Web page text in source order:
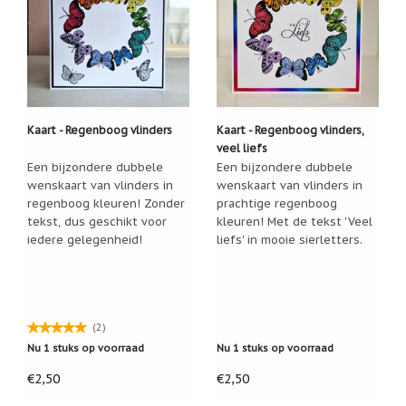
geboortemaand
Suncatchers
(raamkristal)
Troost
Wenskaarten
door
Paula
Sauerbreij
Willow
Tree
Zorgenpoppetjes
Kaart - Regenboog vlinders
Een bijzondere dubbele
wenskaart van vlinders in
regenboog kleuren! Zonder
tekst, dus geschikt voor
iedere gelegenheid!
(2)
Nu 1 stuks op voorraad
€2,50
Kaart - Regenboog vlinders,
veel liefs
Een bijzondere dubbele
wenskaart van vlinders in
prachtige regenboog
kleuren! Met de tekst 'Veel
liefs' in mooie sierletters.
Nu 1 stuks op voorraad
€2,50